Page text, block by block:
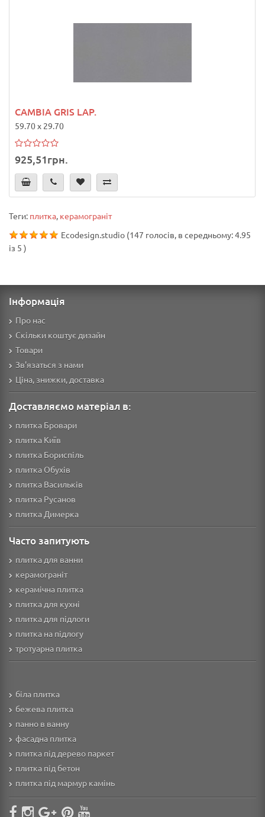
CAMBIA GRIS LAP.
59.70 x 29.70
925,51грн.
Теги: плитка, керамограніт
Ecodesign.studio (147 голосів, в середньому:4.95
із 5 )
Інформація
Про нас
Скільки коштує дизайн
Товари
Зв'язаться з нами
Ціна, знижки, доставка
Доставляємо матеріал в:
плитка Бровари
плитка Київ
плитка Бориспіль
плитка Обухів
плитка Васильків
плитка Русанов
плитка Димерка
Часто запитують
плитка для ванни
керамограніт
керамічна плитка
плитка для кухні
плитка для підлоги
плитка на підлогу
тротуарна плитка
біла плитка
бежева плитка
панно в ванну
фасадна плитка
плитка під дерево паркет
плитка під бетон
плитка під мармур камінь